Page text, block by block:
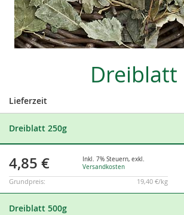
Dreiblatt
Lieferzeit
Produkte
-
Dreiblatt 250g
4,85 € Inkl. 7% Steuern,exkl.
Versandkosten
Grundpreis: 19,40 €/kg
Dreiblatt 500g
beginning
of
images
gallery